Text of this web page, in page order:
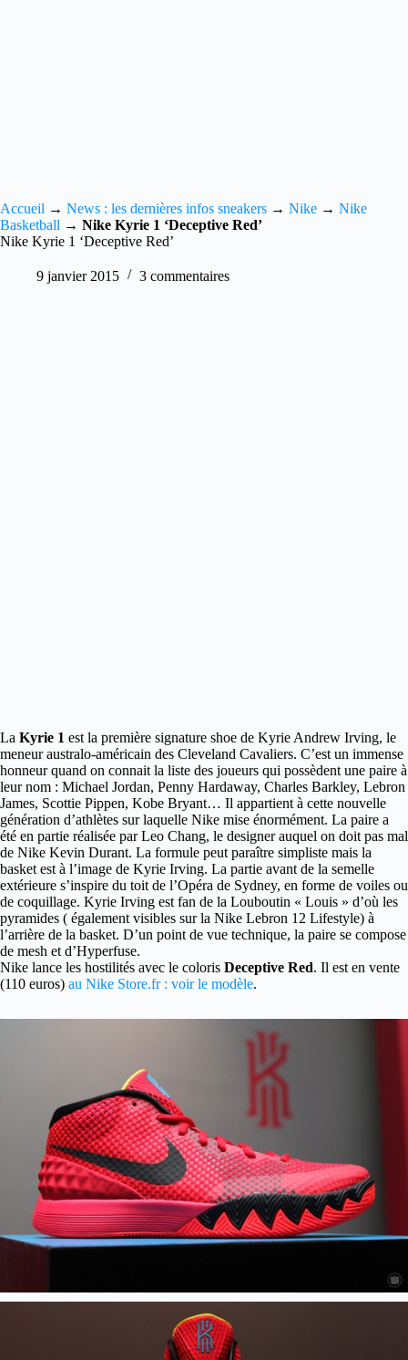
Accueil → News : les dernières infos sneakers → Nike → Nike
Basketball → Nike Kyrie 1 ‘Deceptive Red’
Nike Kyrie 1 ‘Deceptive Red’
9 janvier 2015 3 commentaires
La Kyrie 1 est la première signature shoe de Kyrie Andrew Irving, le
meneur australo-américain des Cleveland Cavaliers. C’est un immense
honneur quand on connait la liste des joueurs qui possèdent une paire à
leur nom : Michael Jordan, Penny Hardaway, Charles Barkley, Lebron
James, Scottie Pippen, Kobe Bryant… Il appartient à cette nouvelle
génération d’athlètes sur laquelle Nike mise énormément. La paire a
été en partie réalisée par Leo Chang, le designer auquel on doit pas mal
de Nike Kevin Durant. La formule peut paraître simpliste mais la
basket est à l’image de Kyrie Irving. La partie avant de la semelle
extérieure s’inspire du toit de l’Opéra de Sydney, en forme de voiles ou
de coquillage. Kyrie Irving est fan de la Louboutin « Louis » d’où les
pyramides ( également visibles sur la Nike Lebron 12 Lifestyle) à
l’arrière de la basket. D’un point de vue technique, la paire se compose
de mesh et d’Hyperfuse.
Nike lance les hostilités avec le coloris Deceptive Red. Il est en vente
(110 euros) au Nike Store.fr : voir le modèle.